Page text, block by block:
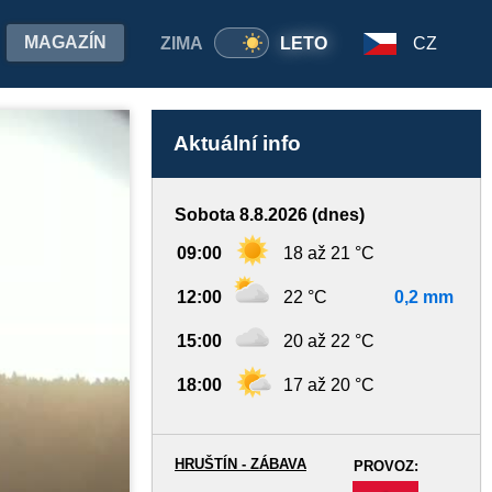
ZIMA LETO
MAGAZÍN CZ
Aktuální info
Sobota 8.8.2026 (dnes)
09:00 18 až 21 °C
12:00 22 °C 0,2 mm
15:00 20 až 22 °C
18:00 17 až 20 °C
PROVOZ:
HRUŠTÍN - ZÁBAVA